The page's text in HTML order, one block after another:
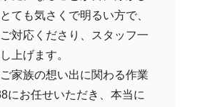
ても気さくで明るい方で、
対応くださり、スタッフ一
上げます。
家族の想い出に関わる作業
にお任せいただき、本当に